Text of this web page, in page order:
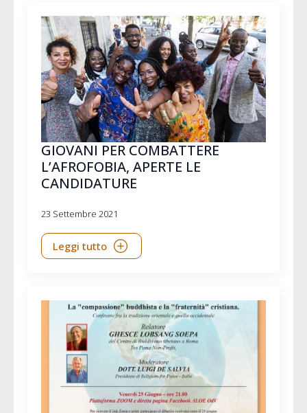
GIOVANI PER COMBATTERE
L’AFROFOBIA, APERTE LE
CANDIDATURE
23 Settembre 2021
Leggi tutto